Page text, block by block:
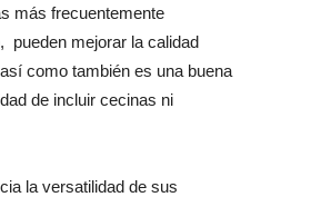
más frecuentemente
pueden mejorar la calidad
como también es una buena
de incluir cecinas ni
la versatilidad de sus